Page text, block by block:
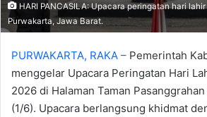
‎HARI PANCASILA: Upacara peringatan hari
Purwakarta, Jawa Barat.
PURWAKARTA, RAKA – Pemerintah
menggelar Upacara Peringatan Hari
2026 di Halaman Taman
(1/6). Upacara berlangsung khidmat